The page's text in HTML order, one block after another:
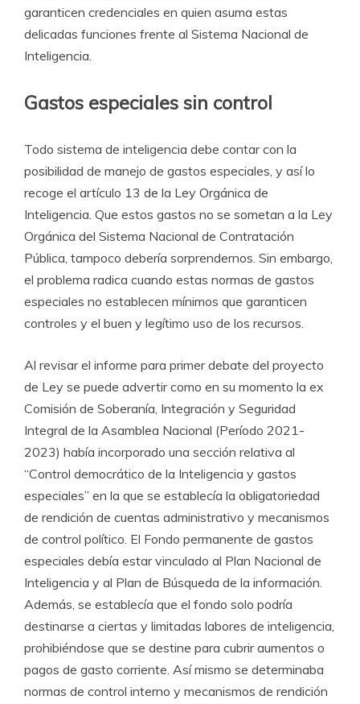
garanticen credenciales en quien asuma estas
delicadas funciones frente al Sistema Nacional de
Inteligencia.
Gastos especiales sin control
Todo sistema de inteligencia debe contar con la
posibilidad de manejo de gastos especiales, y así lo
recoge el artículo 13 de la Ley Orgánica de
Inteligencia. Que estos gastos no se sometan a la Ley
Orgánica del Sistema Nacional de Contratación
Pública, tampoco debería sorprendernos. Sin embargo,
el problema radica cuando estas normas de gastos
especiales no establecen mínimos que garanticen
controles y el buen y legítimo uso de los recursos.
Al revisar el informe para primer debate del proyecto
de Ley se puede advertir como en su momento la ex
Comisión de Soberanía, Integración y Seguridad
Integral de la Asamblea Nacional (Período 2021-
2023) había incorporado una sección relativa al
“Control democrático de la Inteligencia y gastos
especiales” en la que se establecía la obligatoriedad
de rendición de cuentas administrativo y mecanismos
de control político. El Fondo permanente de gastos
especiales debía estar vinculado al Plan Nacional de
Inteligencia y al Plan de Búsqueda de la información.
Además, se establecía que el fondo solo podría
destinarse a ciertas y limitadas labores de inteligencia,
prohibiéndose que se destine para cubrir aumentos o
pagos de gasto corriente. Así mismo se determinaba
normas de control interno y mecanismos de rendición